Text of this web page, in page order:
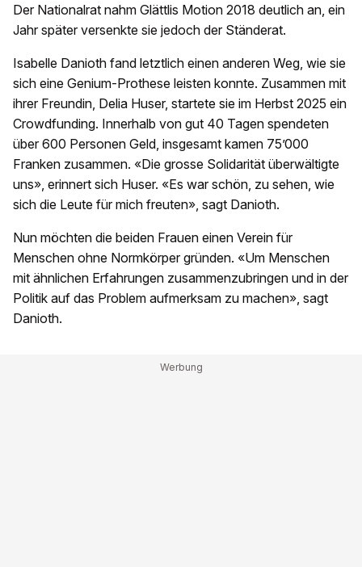
Der Nationalrat nahm Glättlis Motion 2018 deutlich an, ein
Jahr später versenkte sie jedoch der Ständerat.
Isabelle Danioth fand letztlich einen anderen Weg, wie sie
sich eine Genium-Prothese leisten konnte. Zusammen mit
ihrer Freundin, Delia Huser, startete sie im Herbst 2025 ein
Crowdfunding. Innerhalb von gut 40 Tagen spendeten
über 600 Personen Geld, insgesamt kamen 75’000
Franken zusammen. «Die grosse Solidarität überwältigte
uns», erinnert sich Huser. «Es war schön, zu sehen, wie
sich die Leute für mich freuten», sagt Danioth.
Nun möchten die beiden Frauen einen Verein für
Menschen ohne Normkörper gründen. «Um Menschen
mit ähnlichen Erfahrungen zusammenzubringen und in der
Politik auf das Problem aufmerksam zu machen», sagt
Danioth.